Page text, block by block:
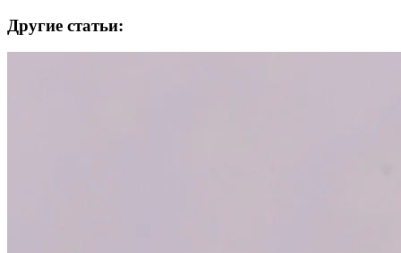
Другие статьи: